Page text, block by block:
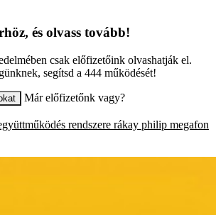
és olvass tovább!
csak előfizetőink olvashatják el.
segítsd a 444 működését!
Már előfizetőnk vagy?
rendszere rákay philip megafon